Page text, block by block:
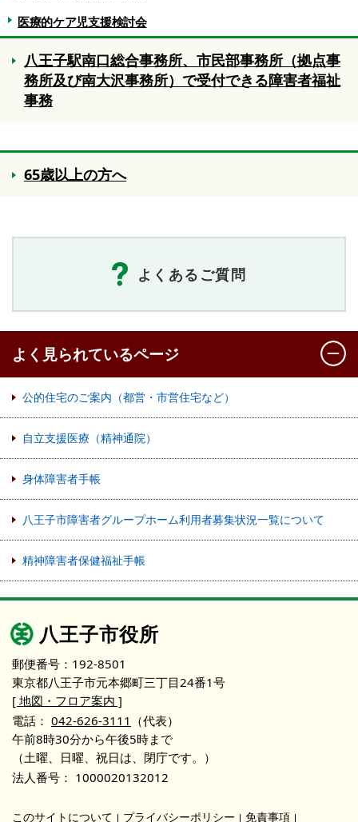
医療的ケア児支援検討会
八王子駅南口総合事務所、市民部事務所（拠点事
務所及び南大沢事務所）で受付できる障害者福祉
事務
65歳以上の方へ
よくあるご質問
よく見られているページ
公的住宅のご案内（都営・市営住宅など）
自立支援医療（精神通院）
身体障害者手帳
八王子市障害者グループホーム利用者募集状況一覧について
精神障害者保健福祉手帳
八王子市役所
郵便番号：192-8501
東京都八王子市元本郷町三丁目24番1号
[ 地図・フロア案内 ]
電話： 042-626-3111 （代表）
午前8時30分から午後5時まで
（土曜、日曜、祝日は、閉庁です。）
法人番号： 1000020132012
このサイトについて プライバシーポリシー 免責事項